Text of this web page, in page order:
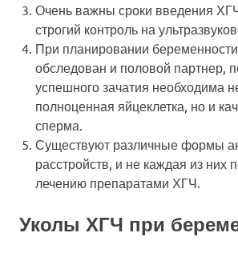
Очень важны сроки введения
строгий контроль на
При планировании
обследован и половой партнер,
успешного зачатия необходима
полноценная яйцеклетка, но и
сперма.
Существуют различные формы
расстройств, и не каждая из них
лечению препаратами ХГЧ.
Уколы ХГЧ при